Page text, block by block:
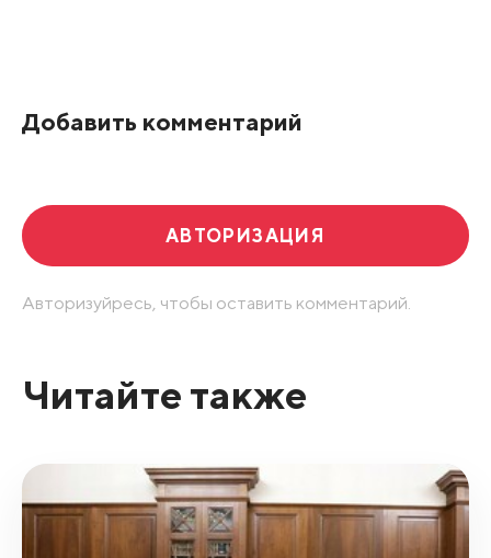
Добавить комментарий
АВТОРИЗАЦИЯ
Авторизуйресь, чтобы оставить комментарий.
Читайте также